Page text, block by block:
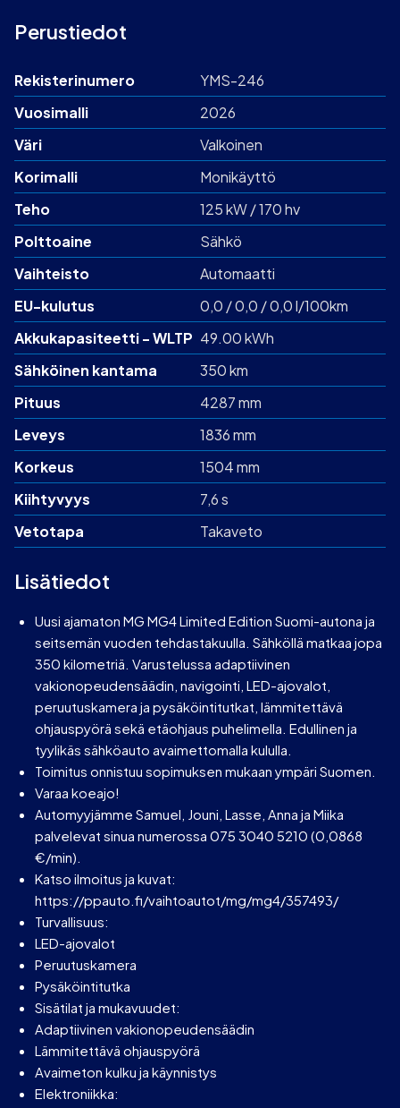
Perustiedot
Rekisterinumero
YMS-246
Vuosimalli
2026
Väri
Valkoinen
Korimalli
Monikäyttö
Teho
125 kW / 170 hv
Polttoaine
Sähkö
Vaihteisto
Automaatti
EU-kulutus
0,0 / 0,0 / 0,0 l/100km
Akku­kapasiteetti - WLTP 49.00 kWh
Sähköinen kantama
350 km
Pituus
4287 mm
Leveys
1836 mm
Korkeus
1504 mm
Kiihtyvyys
7,6 s
Vetotapa
Takaveto
Lisätiedot
Uusi ajamaton MG MG4 Limited Edition Suomi-autona ja
seitsemän vuoden tehdastakuulla. Sähköllä matkaa jopa
350 kilometriä. Varustelussa adaptiivinen
vakionopeudensäädin, navigointi, LED-ajovalot,
peruutuskamera ja pysäköintitutkat, lämmitettävä
ohjauspyörä sekä etäohjaus puhelimella. Edullinen ja
tyylikäs sähköauto avaimettomalla kululla.
Toimitus onnistuu sopimuksen mukaan ympäri Suomen.
Varaa koeajo!
Automyyjämme Samuel, Jouni, Lasse, Anna ja Miika
palvelevat sinua numerossa 075 3040 5210 (0,0868
€/min).
Katso ilmoitus ja kuvat:
https://ppauto.fi/vaihtoautot/mg/mg4/357493/
Turvallisuus:
LED-ajovalot
Peruutuskamera
Pysäköintitutka
Sisätilat ja mukavuudet:
Adaptiivinen vakionopeudensäädin
Lämmitettävä ohjauspyörä
Avaimeton kulku ja käynnistys
Elektroniikka: